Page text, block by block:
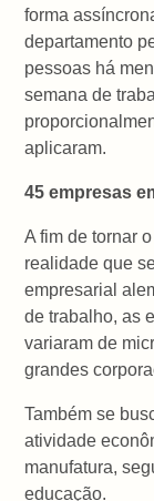
forma
departamento
pessoas há
semana de
aplicaram.
45 empresas
A fim de tornar
realidade que
empresarial
de trabalho, as
variaram de
grandes
Também se
atividade
manufatura,
educação.